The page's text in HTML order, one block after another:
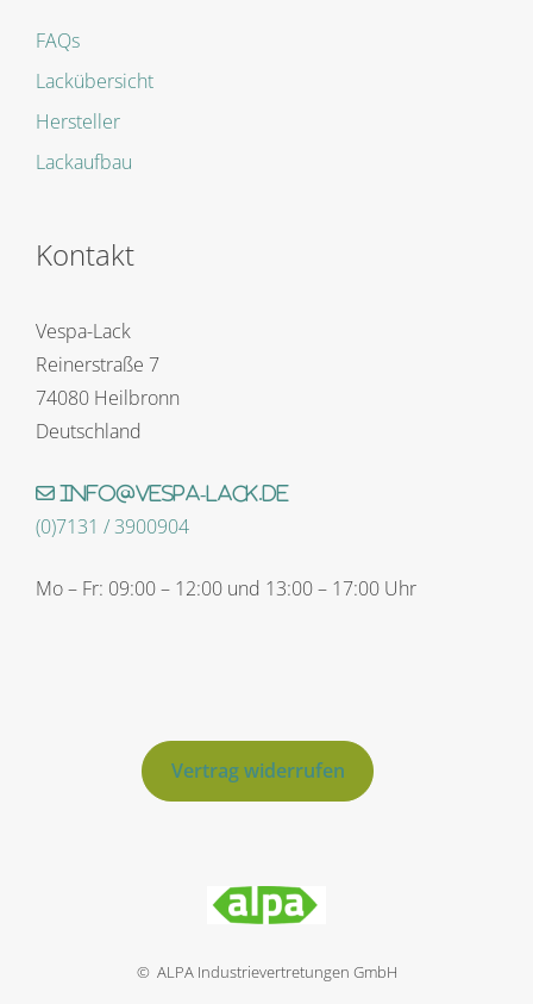
FAQs
Lackübersicht
Hersteller
Lackaufbau
Kontakt
Vespa-Lack
Reinerstraße 7
74080 Heilbronn
Deutschland
info@vespa-lack.de
(0)7131 / 3900904
Mo – Fr: 09:00 – 12:00 und 13:00 – 17:00 Uhr
Vertrag widerrufen
© ALPA Industrievertretungen GmbH